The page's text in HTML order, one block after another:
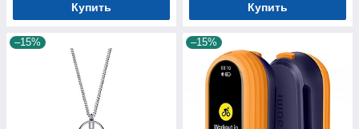
Купить Купить
–15% –15%